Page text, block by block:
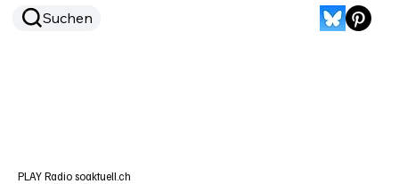
Suchen
PLAY Radio soaktuell.ch